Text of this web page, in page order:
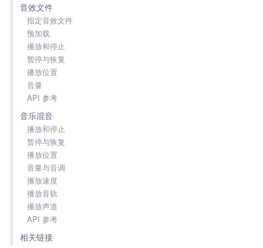
音效文件
指定音效文件
预加载
播放和停止
暂停与恢复
播放位置
音量
API 参考
音乐混音
播放和停止
暂停与恢复
播放位置
音量与音调
播放速度
播放音轨
播放声道
API 参考
相关链接